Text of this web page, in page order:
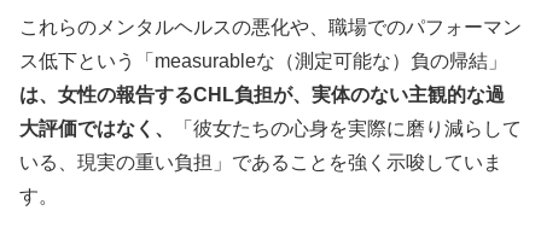
これらのメンタルヘルスの悪化や、職場でのパフォーマン
ス低下という「measurableな（測定可能な）負の帰結」
は、女性の報告するCHL負担が、実体のない主観的な過
大評価ではなく、
「彼女たちの心身を実際に磨り減らして
いる、現実の重い負担」であることを強く示唆していま
す。